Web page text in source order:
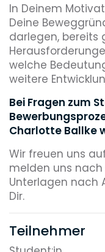
In Deinem
Deine
darlegen, bereits
welche
weitere
Bei Fragen zum
Charlotte Ballke
Wir freuen uns
melden uns
Unterlagen nach
Dir.
Teilnehmer